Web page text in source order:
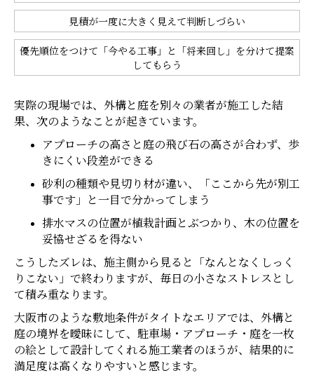
見積が一度に大きく見えて判断しづらい
優先順位をつけて「今やる工事」と「将来回し」を分けて提案
してもらう
実際の現場では、外構と庭を別々の業者が施工した結
果、次のようなことが起きています。
アプローチの高さと庭の飛び石の高さが合わず、歩
きにくい段差ができる
砂利の種類や見切り材が違い、「ここから先が別工
事です」と一目で分かってしまう
排水マスの位置が植栽計画とぶつかり、木の位置を
妥協せざるを得ない
こうしたズレは、施主側から見ると「なんとなくしっく
りこない」で終わりますが、毎日の小さなストレスとし
て積み重なります。
大阪市のような敷地条件がタイトなエリアでは、外構と
庭の境界を曖昧にして、駐車場・アプローチ・庭を一枚
の絵として設計してくれる施工業者のほうが、結果的に
満足度は高くなりやすいと感じます。